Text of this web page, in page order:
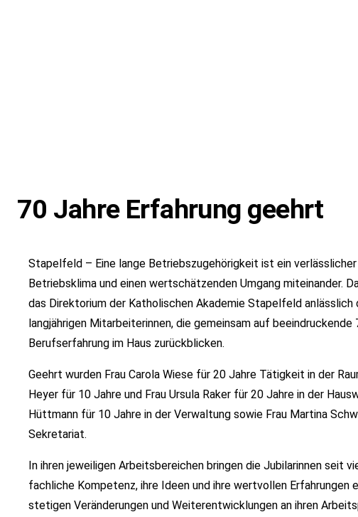
70 Jahre Erfahrung geehrt
Stapelfeld – Eine lange Betriebszugehörigkeit ist ein
Betriebsklima und einen wertschätzenden Umgang miteinander.
das Direktorium der Katholischen Akademie Stapelfeld anlässlich
langjährigen Mitarbeiterinnen, die gemeinsam auf beeindruckende
Berufserfahrung im Haus zurückblicken.
Geehrt wurden Frau Carola Wiese für 20 Jahre Tätigkeit in der
Heyer für 10 Jahre und Frau Ursula Raker für 20 Jahre in der
Hüttmann für 10 Jahre in der Verwaltung sowie Frau Martina
Sekretariat.
In ihren jeweiligen Arbeitsbereichen bringen die Jubilarinnen seit
fachliche Kompetenz, ihre Ideen und ihre wertvollen Erfahrungen
stetigen Veränderungen und Weiterentwicklungen an ihren